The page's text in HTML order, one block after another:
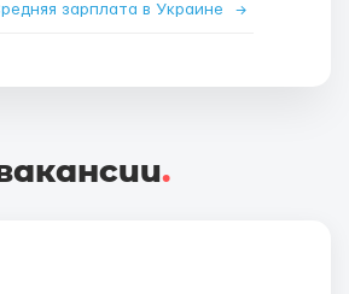
зарплата в Украине →
.